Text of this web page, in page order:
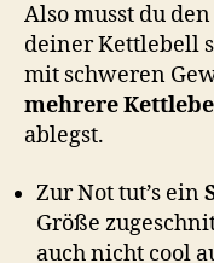
Also musst du
deiner Kettlebell
mit schweren
mehrere
ablegst.
Zur Not tut’s ein
Größe
auch nicht cool